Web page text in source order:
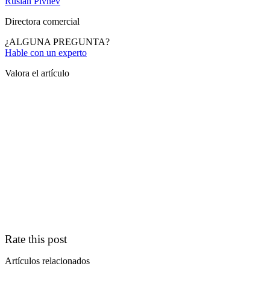
Directora comercial
¿ALGUNA PREGUNTA?
Hable con un experto
Valora el artículo
Rate this post
Artículos relacionados